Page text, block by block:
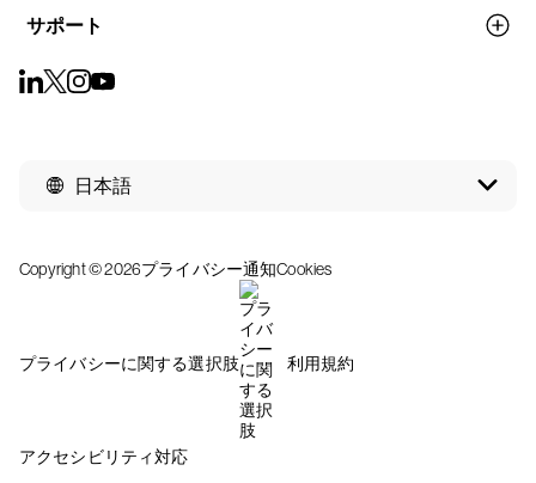
サポート
日本語
Copyright © 2026プライバシー通知Cookies
プライバシーに関する選択肢 利用規約
アクセシビリティ対応